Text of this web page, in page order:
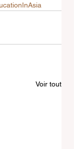
Voir tout